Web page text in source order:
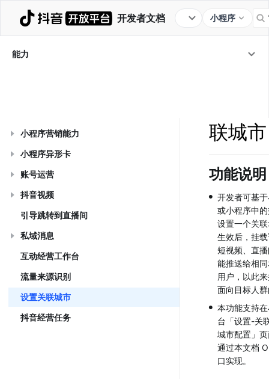
开发者文档 小程序
能力
商业变现
小程序营销能力
小程序异形卡
账号运营
抖音视频
引导跳转到直播间
私域消息
互动经营工作台
流量来源识别
设置关联城市
抖音经营任务
联城市
功能说明
• 开发者可基
或小程序中
设置一个关
生效后，挂
短视频、直
能推送给相
用户，以此
面向目标人
• 本功能支持
台「设置-关
城市配置」
通过本文档
口实现。